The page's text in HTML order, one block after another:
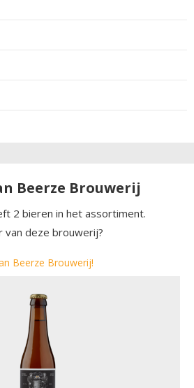
Beerze Brouwerij
2 bieren in het assortiment.
deze brouwerij?
Beerze Brouwerij!